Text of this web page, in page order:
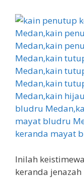
Inilah
keranda